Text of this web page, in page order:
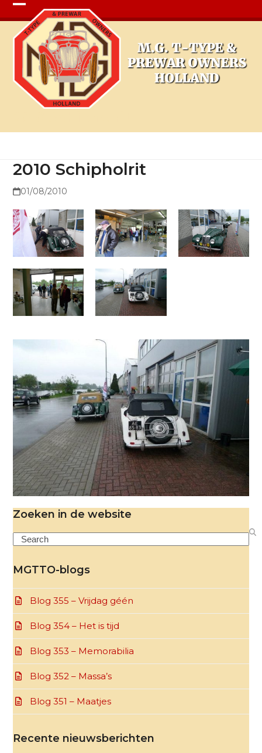
Open
mobile
menu
Close
mobile
menu
2010 Schipholrit
01/08/2010
Zoeken in de website
Search
MGTTO-blogs
Blog 355 – Vrijdag géén
Blog 354 – Het is tijd
Blog 353 – Memorabilia
Blog 352 – Massa’s
Blog 351 – Maatjes
Recente nieuwsberichten